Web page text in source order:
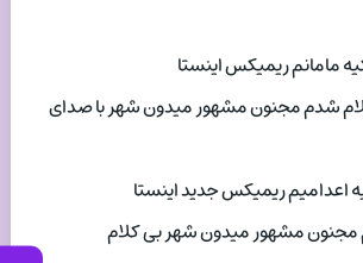
مامانم ریمیکس اینستا
شدم مجنون مشهور میدون شهر با صدای
اعدامیم ریمیکس جدید اینستا
مجنون مشهور میدون شهر بی کلام